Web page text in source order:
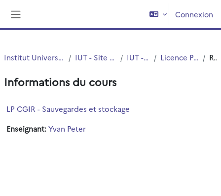
Connexion
Institut Universitaire de Technologie (IUT) IUT - Site de Villeneuve d'Ascq IUT - Informatique Licence Professionnelle CGIR Résumé
Informations du cours
LP CGIR - Sauvegardes et stockage
Enseignant:Yvan Peter